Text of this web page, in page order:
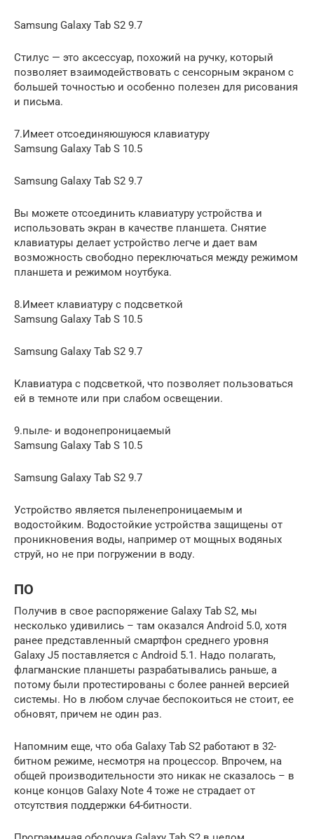
Samsung Galaxy Tab S2 9.7
Стилус — это аксессуар, похожий на ручку, который
позволяет взаимодействовать с сенсорным экраном с
большей точностью и особенно полезен для рисования
и письма.
7.Имеет отсоединяюшуюся клавиатуру
Samsung Galaxy Tab S 10.5
Samsung Galaxy Tab S2 9.7
Вы можете отсоединить клавиатуру устройства и
использовать экран в качестве планшета. Снятие
клавиатуры делает устройство легче и дает вам
возможность свободно переключаться между режимом
планшета и режимом ноутбука.
8.Имеет клавиатуру с подсветкой
Samsung Galaxy Tab S 10.5
Samsung Galaxy Tab S2 9.7
Клавиатура с подсветкой, что позволяет пользоваться
ей в темноте или при слабом освещении.
9.пыле- и водонепроницаемый
Samsung Galaxy Tab S 10.5
Samsung Galaxy Tab S2 9.7
Устройство является пыленепроницаемым и
водостойким. Водостойкие устройства защищены от
проникновения воды, например от мощных водяных
струй, но не при погружении в воду.
ПО
Получив в свое распоряжение Galaxy Tab S2, мы
несколько удивились – там оказался Android 5.0, хотя
ранее представленный смартфон среднего уровня
Galaxy J5 поставляется с Android 5.1. Надо полагать,
флагманские планшеты разрабатывались раньше, а
потому были протестированы с более ранней версией
системы. Но в любом случае беспокоиться не стоит, ее
обновят, причем не один раз.
Напомним еще, что оба Galaxy Tab S2 работают в 32-
битном режиме, несмотря на процессор. Впрочем, на
общей производительности это никак не сказалось – в
конце концов Galaxy Note 4 тоже не страдает от
отсутствия поддержки 64-битности.